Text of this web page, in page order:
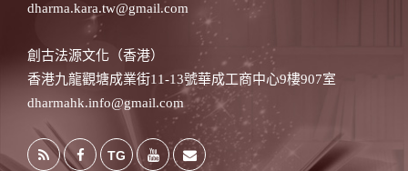
dharma.kara.tw@gmail.com
創古法源文化（香港）
香港九龍觀塘成業街11-13號華成工商中心9樓907室
dharmahk.info@gmail.com
TG